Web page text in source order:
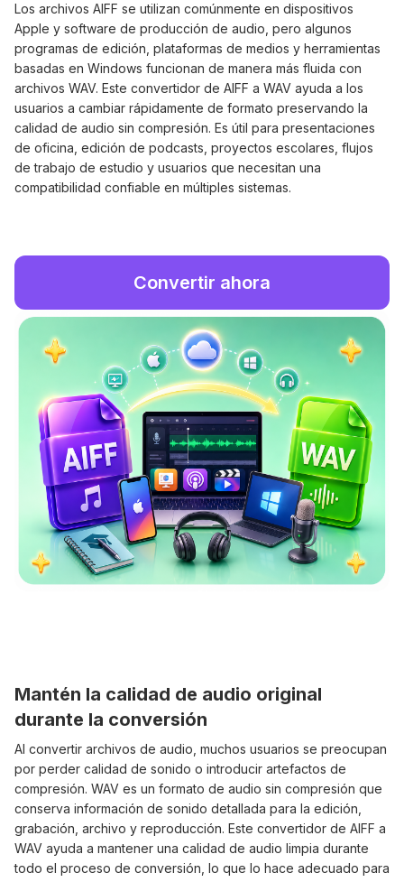
Los archivos AIFF se utilizan comúnmente en dispositivos
Apple y software de producción de audio, pero algunos
programas de edición, plataformas de medios y herramientas
basadas en Windows funcionan de manera más fluida con
archivos WAV. Este convertidor de AIFF a WAV ayuda a los
usuarios a cambiar rápidamente de formato preservando la
calidad de audio sin compresión. Es útil para presentaciones
de oficina, edición de podcasts, proyectos escolares, flujos
de trabajo de estudio y usuarios que necesitan una
compatibilidad confiable en múltiples sistemas.
Convertir ahora
Mantén la calidad de audio original
durante la conversión
Al convertir archivos de audio, muchos usuarios se preocupan
por perder calidad de sonido o introducir artefactos de
compresión. WAV es un formato de audio sin compresión que
conserva información de sonido detallada para la edición,
grabación, archivo y reproducción. Este convertidor de AIFF a
WAV ayuda a mantener una calidad de audio limpia durante
todo el proceso de conversión, lo que lo hace adecuado para